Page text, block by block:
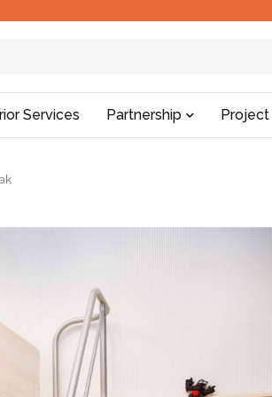
Services Partnership